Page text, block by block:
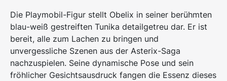
Die Playmobil-Figur stellt Obelix in seiner berühmten
blau-weiß gestreiften Tunika detailgetreu dar. Er ist
bereit, alle zum Lachen zu bringen und
unvergessliche Szenen aus der Asterix-Saga
nachzuspielen. Seine dynamische Pose und sein
fröhlicher Gesichtsausdruck fangen die Essenz dieses